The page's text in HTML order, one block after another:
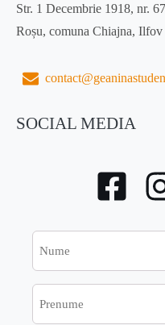
Str. 1 Decembrie 1918, nr. 67
Roșu, comuna Chiajna, Ilfov
SOCIAL MEDIA